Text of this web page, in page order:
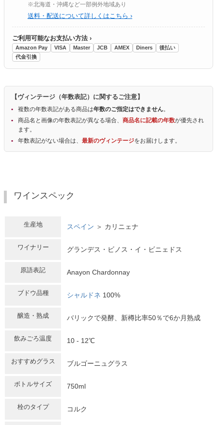
※北海道・沖縄など一部例外地域あり
送料・配送について詳しくはこちら ›
ご利用可能なお支払い方法 ›
Amazon Pay VISA Master JCB AMEX Diners
後払い
代金引換
【ヴィンテージ（年数表記）に関するご注意】
複数の年数表記がある商品は年数のご指定はできません。
商品名と画像の年数表記が異なる場合、 商品名に記載の年数が優先され
ます。
年数表記がない場合は、 最新のヴィンテージをお届けします。
ワインスペック
生産地 スペイン ＞ カリニェナ
ワイナリー グランデス・ビノス・イ・ビニェドス
原語表記 Anayon Chardonnay
ブドウ品種 シャルドネ 100%
醸造・熟成 バリックで発酵、新樽比率50％で6か月熟成
飲みごろ温度 10 - 12℃
おすすめグラス ブルゴーニュグラス
ボトルサイズ 750ml
栓のタイプ コルク